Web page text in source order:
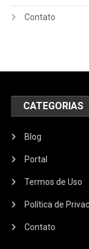
Contato
CATEGORIAS
Blog
Portal
Termos de Uso
Política de
Contato